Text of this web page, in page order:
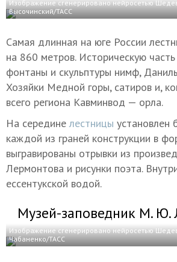
Изображение сгенерировано нейросетью
Высочинский/ТАСС
Самая длинная на юге России
на 860 метров. Историческую
фонтаны и скульптуры нимф,
Хозяйки Медной горы, сатиров и,
всего региона Кавминвод — орла.
На серединелестницы установлен
каждой из граней конструкции в
выгравированы отрывки из
Лермонтова и рисунки поэта.
ессентукской водой.
Музей-заповедник М. Ю.
Изображение сгенерировано нейросетью
Чабаненко/ТАСС